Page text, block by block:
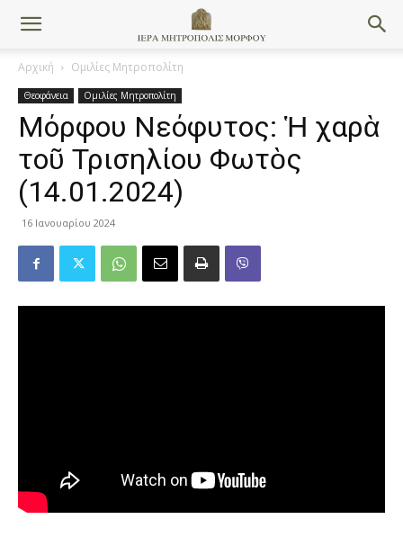
Αρχική Ομιλίες Μητροπολίτη
Θεοφάνεια Ομιλίες Μητροπολίτη
Μόρφου Νεόφυτος: Ἡ χαρὰ
τοῦ Τρισηλίου Φωτὸς
(14.01.2024)
16 Ιανουαρίου 2024